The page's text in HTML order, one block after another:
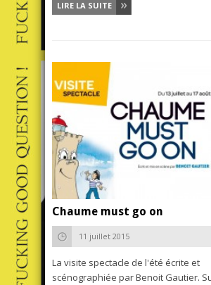
LIRE LA SUITE
Chaume must go on
11 juillet 2015
La visite spectacle de l'été écrite et
scénographiée par Benoit Gautier.